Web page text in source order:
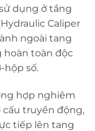
dụng ở tầng
Caliper
ngoài tang
hoàn toàn độc
hộp số.
hợp nghiêm
truyền động,
tiếp lên tang